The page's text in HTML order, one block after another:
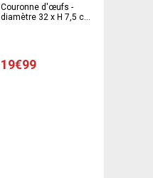
Couronne d'œufs -
diamètre 32 x H 7,5 cm -
19€99